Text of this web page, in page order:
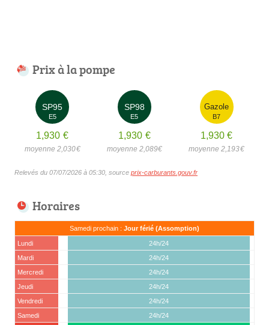
Prix à la pompe
SP95
E5
1,930 €
moyenne 2,030€
SP98
E5
1,930 €
moyenne 2,089€
Gazole
B7
1,930 €
moyenne 2,193€
Relevés du 07/07/2026 à 05:30, source prix-carburants.gouv.fr
Horaires
Samedi prochain : Jour férié (Assomption)
Lundi
24h/24
Mardi
24h/24
Mercredi
24h/24
Jeudi
24h/24
Vendredi
24h/24
Samedi
24h/24